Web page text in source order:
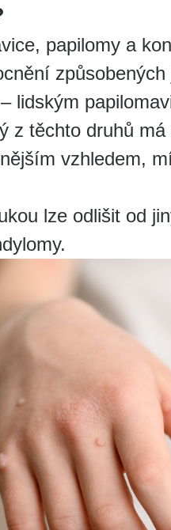
papilomy a
lidským
z těchto druhů
vzhledem,
lze odlišit od